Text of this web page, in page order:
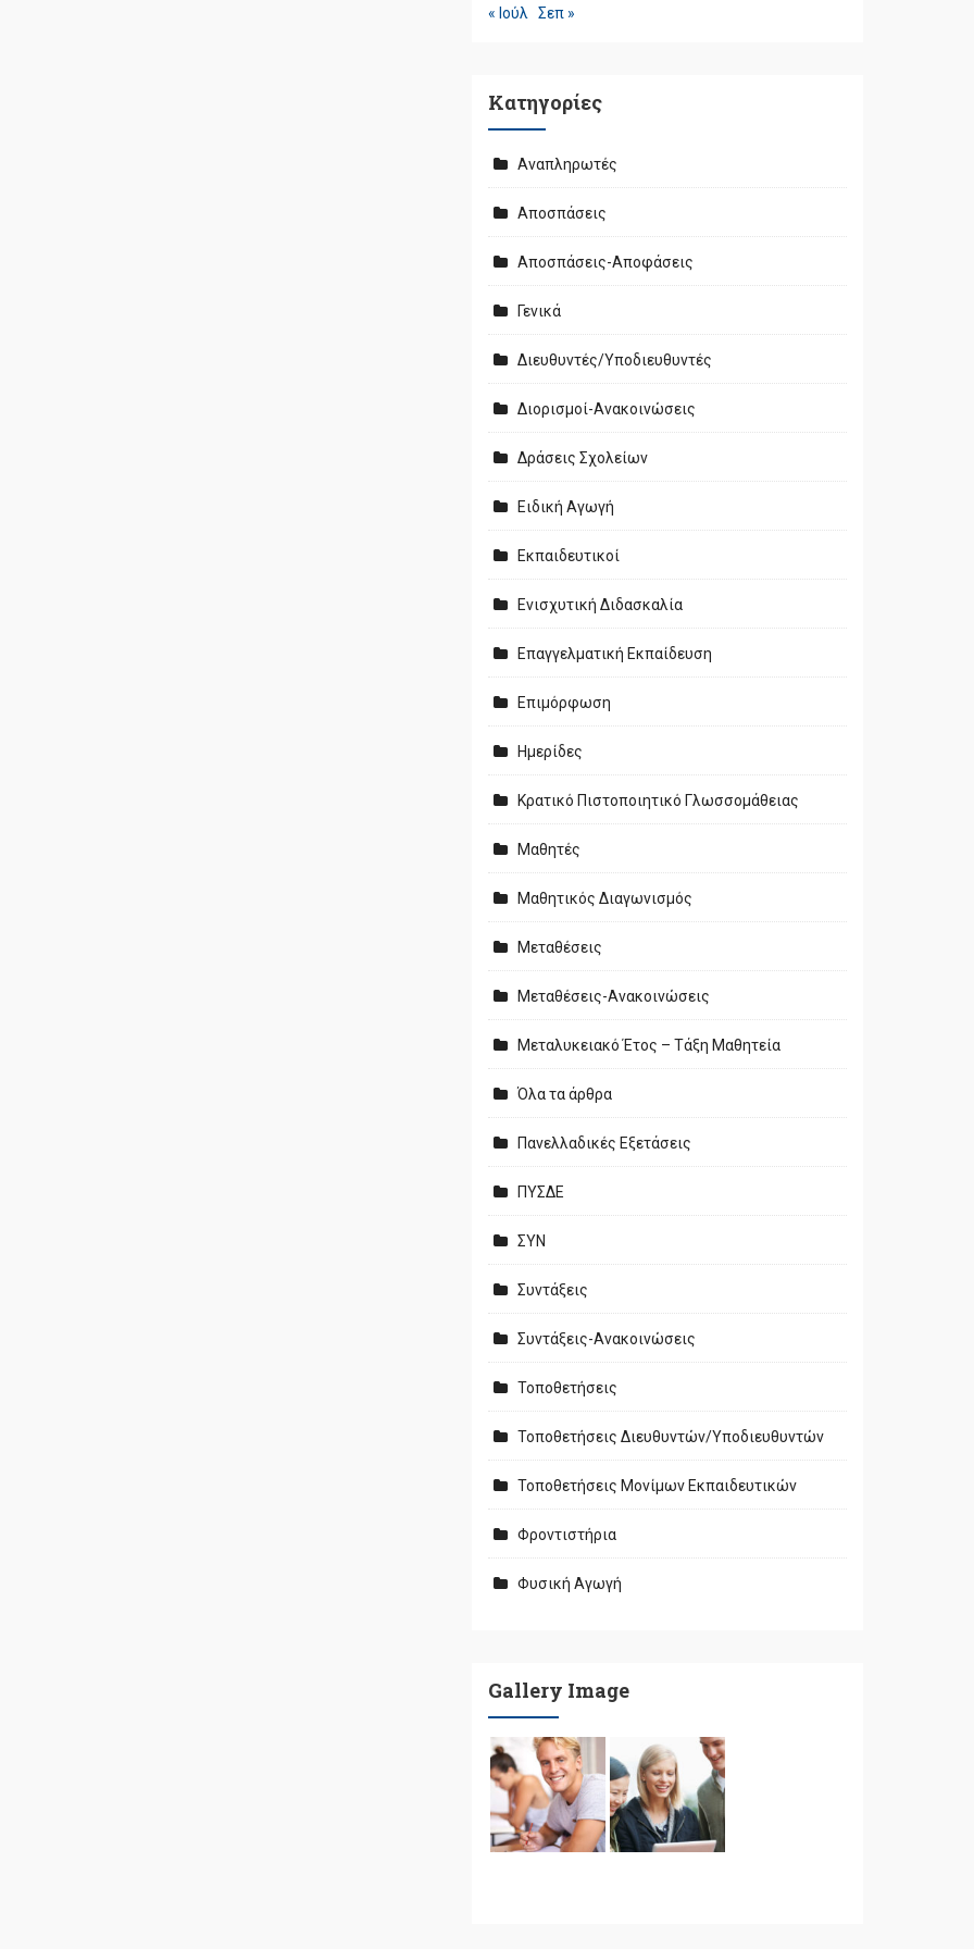
« Ιούλ Σεπ »
Kατηγορίες
Αναπληρωτές
Αποσπάσεις
Αποσπάσεις-Αποφάσεις
Γενικά
Διευθυντές/Υποδιευθυντές
Διορισμοί-Ανακοινώσεις
Δράσεις Σχολείων
Ειδική Αγωγή
Εκπαιδευτικοί
Ενισχυτική Διδασκαλία
Επαγγελματική Εκπαίδευση
Επιμόρφωση
Ημερίδες
Κρατικό Πιστοποιητικό Γλωσσομάθειας
Μαθητές
Μαθητικός Διαγωνισμός
Μεταθέσεις
Μεταθέσεις-Ανακοινώσεις
Μεταλυκειακό Έτος – Τάξη Μαθητεία
Όλα τα άρθρα
Πανελλαδικές Εξετάσεις
ΠΥΣΔΕ
ΣΥΝ
Συντάξεις
Συντάξεις-Ανακοινώσεις
Τοποθετήσεις
Τοποθετήσεις Διευθυντών/Υποδιευθυντών
Τοποθετήσεις Μονίμων Εκπαιδευτικών
Φροντιστήρια
Φυσική Αγωγή
Gallery Image